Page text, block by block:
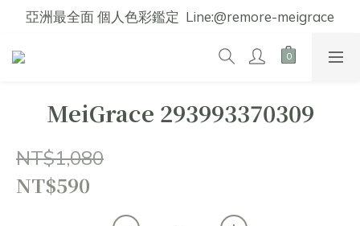
亞洲最全面 個人色彩鑑定  Line:@remore-meigrace
MeiGrace 293993370309
NT$1,080
NT$590